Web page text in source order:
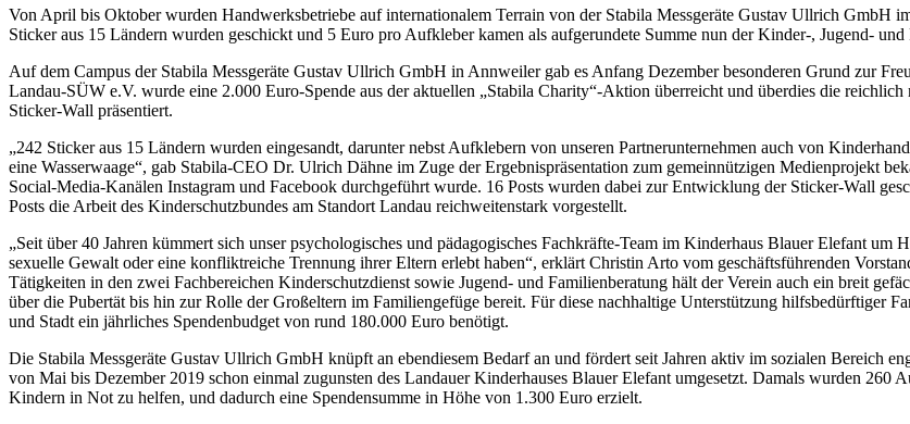
Von April bis Oktober wurden Handwerksbetriebe auf internationalem Terrain von der Stabila Messgeräte Gustav Ullrich GmbH
Sticker aus 15 Ländern wurden geschickt und 5 Euro pro Aufkleber kamen als aufgerundete Summe nun der Kinder-, Jugend-
Auf dem Campus der Stabila Messgeräte Gustav Ullrich GmbH in Annweiler gab es Anfang Dezember besonderen Grund zur
Landau-SÜW e.V. wurde eine 2.000 Euro-Spende aus der aktuellen „Stabila Charity“-Aktion überreicht und überdies die
Sticker-Wall präsentiert.
„242 Sticker aus 15 Ländern wurden eingesandt, darunter nebst Aufklebern von unseren Partnerunternehmen auch von
eine Wasserwaage“, gab Stabila-CEO Dr. Ulrich Dähne im Zuge der Ergebnispräsentation zum gemeinnützigen Medienprojekt
Social-Media-Kanälen Instagram und Facebook durchgeführt wurde. 16 Posts wurden dabei zur Entwicklung der Sticker-Wall
Posts die Arbeit des Kinderschutzbundes am Standort Landau reichweitenstark vorgestellt.
„Seit über 40 Jahren kümmert sich unser psychologisches und pädagogisches Fachkräfte-Team im Kinderhaus Blauer Elefant um
sexuelle Gewalt oder eine konfliktreiche Trennung ihrer Eltern erlebt haben“, erklärt Christin Arto vom geschäftsführenden
Tätigkeiten in den zwei Fachbereichen Kinderschutzdienst sowie Jugend- und Familienberatung hält der Verein auch ein breit
über die Pubertät bis hin zur Rolle der Großeltern im Familiengefüge bereit. Für diese nachhaltige Unterstützung hilfsbedürftiger
und Stadt ein jährliches Spendenbudget von rund 180.000 Euro benötigt.
Die Stabila Messgeräte Gustav Ullrich GmbH knüpft an ebendiesem Bedarf an und fördert seit Jahren aktiv im sozialen Bereich
von Mai bis Dezember 2019 schon einmal zugunsten des Landauer Kinderhauses Blauer Elefant umgesetzt. Damals wurden 260
Kindern in Not zu helfen, und dadurch eine Spendensumme in Höhe von 1.300 Euro erzielt.